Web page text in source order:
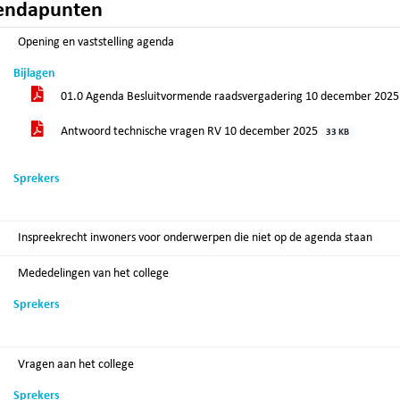
Opening en vaststelling agenda
Bijlagen
01.0 Agenda Besluitvormende raadsvergadering 10 december 2025
Antwoord technische vragen RV 10 december 2025 33 KB
Sprekers
Inspreekrecht inwoners voor onderwerpen die niet op de agenda staan
Mededelingen van het college
Sprekers
Vragen aan het college
Sprekers